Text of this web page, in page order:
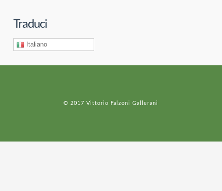
Traduci
Italiano
© 2017 Vittorio Falzoni Gallerani